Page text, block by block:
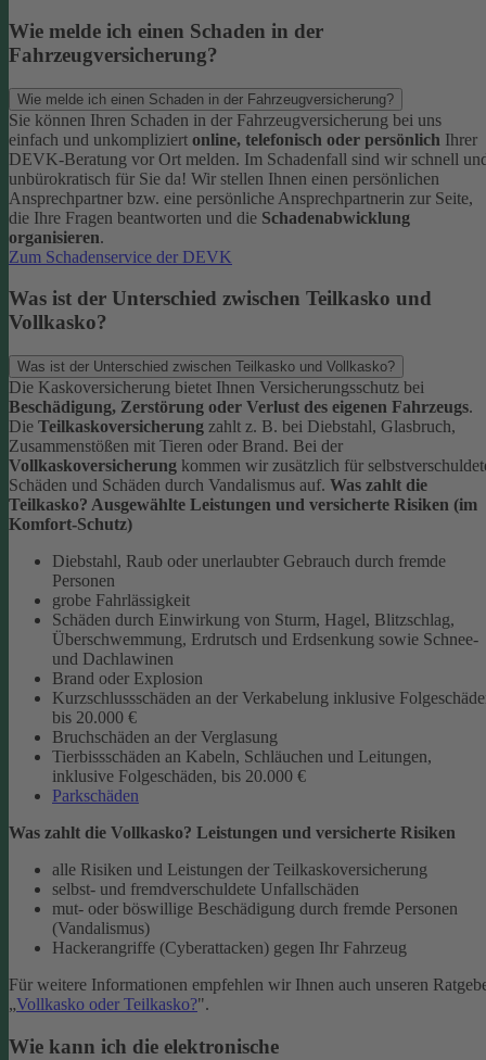
Wie melde ich einen Schaden in der
Fahrzeugversicherung?
Wie melde ich einen Schaden in der Fahrzeugversicherung?
Sie können Ihren Schaden in der Fahrzeugversicherung bei uns
einfach und unkompliziert online, telefonisch oder persönlich Ihrer
DEVK-Beratung vor Ort melden. Im Schadenfall sind wir schnell
unbürokratisch für Sie da! Wir stellen Ihnen einen persönlichen
Ansprechpartner bzw. eine persönliche Ansprechpartnerin zur Seite,
die Ihre Fragen beantworten und die Schadenabwicklung
organisieren.
Zum Schadenservice der DEVK
Was ist der Unterschied zwischen Teilkasko und
Vollkasko?
Was ist der Unterschied zwischen Teilkasko und Vollkasko?
Die Kaskoversicherung bietet Ihnen Versicherungsschutz bei
Beschädigung, Zerstörung oder Verlust des eigenen Fahrzeugs.
Die Teilkaskoversicherung zahlt z. B. bei Diebstahl, Glasbruch,
Zusammenstößen mit Tieren oder Brand. Bei der
Vollkaskoversicherung kommen wir zusätzlich für
Schäden und Schäden durch Vandalismus auf. Was zahlt die
Teilkasko? Ausgewählte Leistungen und versicherte Risiken (im
Komfort-Schutz)
Diebstahl, Raub oder unerlaubter Gebrauch durch fremde
Personen
grobe Fahrlässigkeit
Schäden durch Einwirkung von Sturm, Hagel, Blitzschlag,
Überschwemmung, Erdrutsch und Erdsenkung sowie Schnee-
und Dachlawinen
Brand oder Explosion
Kurzschlussschäden an der Verkabelung inklusive
bis 20.000 €
Bruchschäden an der Verglasung
Tierbissschäden an Kabeln, Schläuchen und Leitungen,
inklusive Folgeschäden, bis 20.000 €
Parkschäden
Was zahlt die Vollkasko? Leistungen und versicherte Risiken
alle Risiken und Leistungen der Teilkaskoversicherung
selbst- und fremdverschuldete Unfallschäden
mut- oder böswillige Beschädigung durch fremde Personen
(Vandalismus)
Hackerangriffe (Cyberattacken) gegen Ihr Fahrzeug
Für weitere Informationen empfehlen wir Ihnen auch unseren
„Vollkasko oder Teilkasko?".
Wie kann ich die elektronische